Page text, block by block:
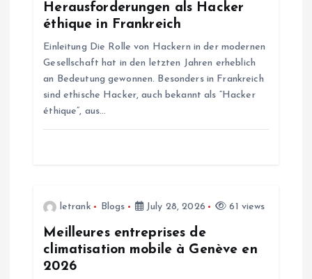
Herausforderungen als Hacker
éthique in Frankreich
Einleitung Die Rolle von Hackern in der modernen
Gesellschaft hat in den letzten Jahren erheblich
an Bedeutung gewonnen. Besonders in Frankreich
sind ethische Hacker, auch bekannt als “Hacker
éthique”, aus…
letrank Blogs July 28, 2026 61 views
Meilleures entreprises de
climatisation mobile à Genève en
2026